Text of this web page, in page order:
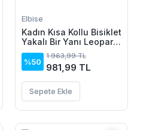
Elbise
Kadın Kısa Kollu Bisiklet
Yakalı Bir Yanı Leopar
Detaylı Uzun Viskon
Elbise
%50
1.963,99 TL
981,99 TL
Sepete Ekle